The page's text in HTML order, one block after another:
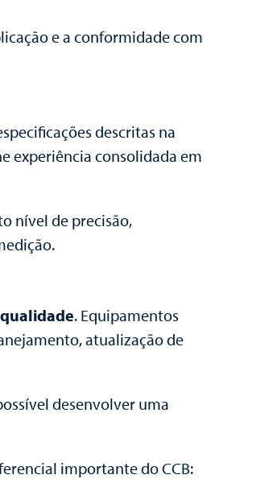
e a conformidade com
descritas na
experiência consolidada em
nível de precisão,
. Equipamentos
atualização de
desenvolver uma
importante do CCB: